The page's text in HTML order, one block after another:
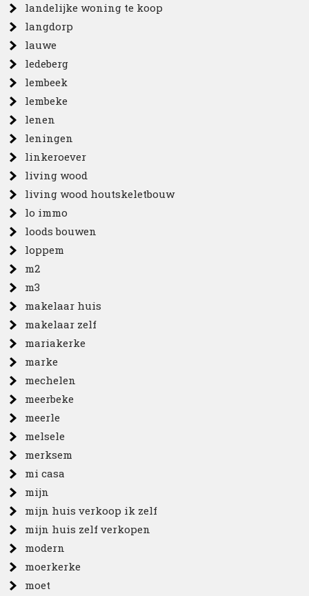
landelijke woning te koop
langdorp
lauwe
ledeberg
lembeek
lembeke
lenen
leningen
linkeroever
living wood
living wood houtskeletbouw
lo immo
loods bouwen
loppem
m2
m3
makelaar huis
makelaar zelf
mariakerke
marke
mechelen
meerbeke
meerle
melsele
merksem
mi casa
mijn
mijn huis verkoop ik zelf
mijn huis zelf verkopen
modern
moerkerke
moet